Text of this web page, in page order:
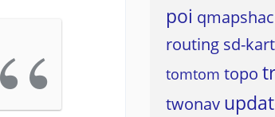
poi
routing sd-
tomtom topo
twonav